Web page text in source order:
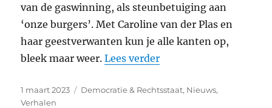
van de gaswinning, als steunbetuiging aan
‘onze burgers’. Met Caroline van der Plas en
haar geestverwanten kun je alle kanten op,
bleek maar weer.Lees verder“Dubbeldenken”
Geplaatst
op
1 maart 2023 Categorieën
Democratie & Rechtsstaat, Nieuws,
Verhalen